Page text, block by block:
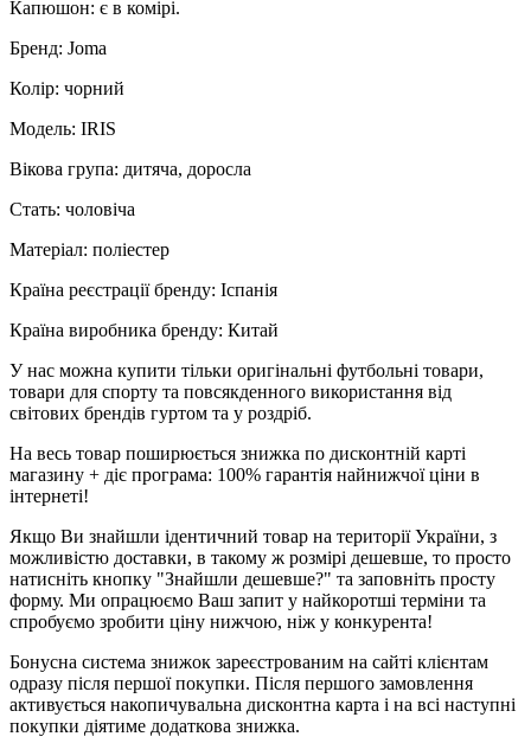
Капюшон: є в комірі.
Бренд: Joma
Колір: чорний
Модель: IRIS
Вікова група: дитяча, доросла
Стать: чоловіча
Матеріал: поліестер
Країна реєстрації бренду: Іспанія
Країна виробника бренду: Китай
У нас можна купити тільки оригінальні футбольні товари,
товари для спорту та повсякденного використання від
світових брендів гуртом та у роздріб.
На весь товар поширюється знижка по дисконтній карті
магазину + діє програма: 100% гарантія найнижчої ціни в
інтернеті!
Якщо Ви знайшли ідентичний товар на території України, з
можливістю доставки, в такому ж розмірі дешевше, то просто
натисніть кнопку "Знайшли дешевше?" та заповніть просту
форму. Ми опрацюємо Ваш запит у найкоротші терміни та
спробуємо зробити ціну нижчою, ніж у конкурента!
Бонусна система знижок зареєстрованим на сайті клієнтам
одразу після першої покупки. Після першого замовлення
активується накопичувальна дисконтна карта і на всі наступні
покупки діятиме додаткова знижка.